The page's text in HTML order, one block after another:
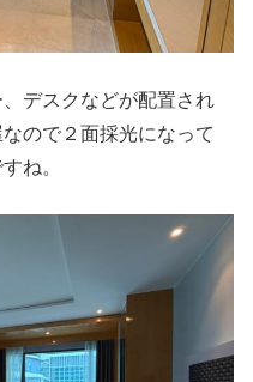
デスクなどが配置され
ので２面採光になって
ね。